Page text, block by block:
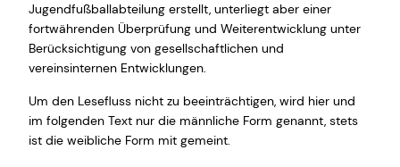
Jugendfußballabteilung erstellt, unterliegt aber einer
fortwährenden Überprüfung und Weiterentwicklung unter
Berücksichtigung von gesellschaftlichen und
vereinsinternen Entwicklungen.
Um den Lesefluss nicht zu beeinträchtigen, wird hier und
im folgenden Text nur die männliche Form genannt, stets
ist die weibliche Form mit gemeint.